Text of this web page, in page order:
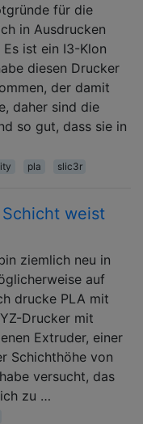
für die
in Ausdrucken
ist ein I3-Klon
diesen Drucker
der damit
daher sind die
so gut, dass sie in
pla slic3r
weist
ziemlich neu in
auf
drucke PLA mit
Drucker mit
Extruder, einer
Schichthöhe von
versucht, das
zu …